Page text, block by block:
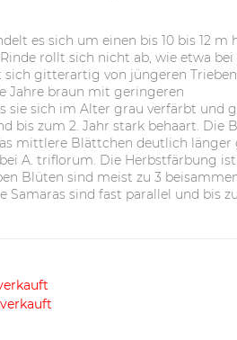
es sich um einen bis 10 bis 12 m
rollt sich nicht ab, wie etwa bei
gitterartig von jüngeren
Jahre braun mit geringeren
sie sich im Alter grau verfärbt und
bis zum 2. Jahr stark behaart. Die
mittlere Blättchen deutlich länger
A. triflorum. Die Herbstfärbung
Blüten sind meist zu 3
Samaras sind fast parallel und bis